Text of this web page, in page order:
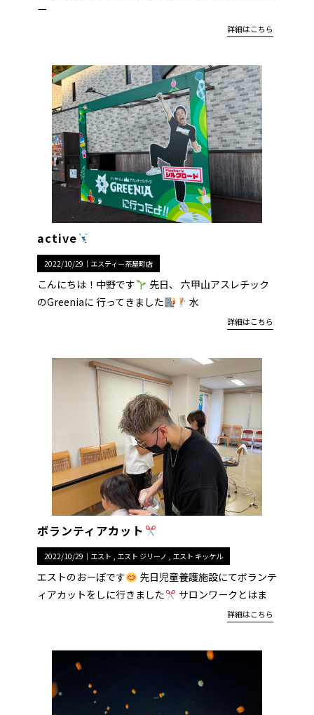
ー
詳細はこちら
active
2022/10/29｜ エスティー茶屋町店
こんにちは！中野です
先日、 六甲山アスレチック
のGreeniaに 行ってきました
水
詳細はこちら
ボランティアカット
2022/10/29｜ エスト エスト ジリーノ エスト キッケル
エストのおーぼです
先日児童養護施設にてボランテ
ィアカットをしに行きました
サロンワークとはま
詳細はこちら